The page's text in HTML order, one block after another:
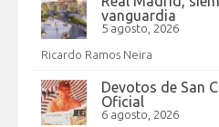
vanguardia
5 agosto, 2026
Ricardo Ramos Neira
Devotos de San
Oficial
6 agosto, 2026